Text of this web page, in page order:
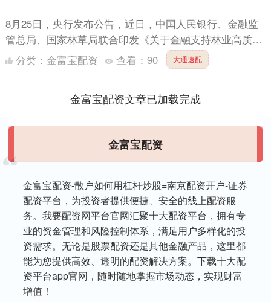
8月25日，央行发布公告，近日，中国人民银行、金融监
管总局、国家林草局联合印发《关于金融支持林业高质量
发展的通知》(以下简称《通知》)，从深化集体林权制度
分类： 金富宝配资 查看： 90 大通速配
金富宝配资文章已加载完成
金富宝配资
金富宝配资-散户如何用杠杆炒股=南京配资开户-证券
配资平台，为投资者提供便捷、安全的线上配资服
务。我要配资网平台官网汇聚十大配资平台，拥有专
业的资金管理和风险控制体系，满足用户多样化的投
资需求。无论是股票配资还是其他金融产品，这里都
能为您提供高效、透明的配资解决方案。下载十大配
资平台app官网，随时随地掌握市场动态，实现财富
增值！